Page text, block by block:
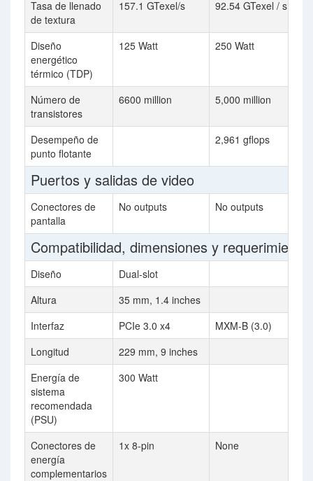
Tasa de llenado
de textura
157.1 GTexel/s 92.54 GTexel / s
Diseño
energético
térmico (TDP)
125 Watt 250 Watt
Número de
transistores
6600 million 5,000 million
Desempeño de
punto flotante
2,961 gflops
Puertos y salidas de video
Conectores de
pantalla
No outputs No outputs
Compatibilidad, dimensiones y
Diseño
Dual-slot
Altura
35 mm, 1.4 inches
Interfaz
PCIe 3.0 x4
MXM-B (3.0)
Longitud
229 mm, 9 inches
Energía de
sistema
recomendada
(PSU)
300 Watt
Conectores de
energía
complementarios
1x 8-pin None